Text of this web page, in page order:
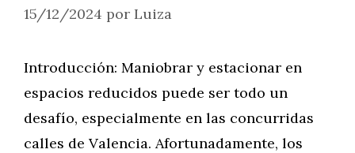
15/12/2024 por Luiza
Introducción: Maniobrar y estacionar en
espacios reducidos puede ser todo un
desafío, especialmente en las concurridas
calles de Valencia. Afortunadamente, los